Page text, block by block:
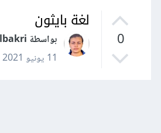
0
لغة بايثون
بواسطة Zaina Albakri
11 يونيو 2021